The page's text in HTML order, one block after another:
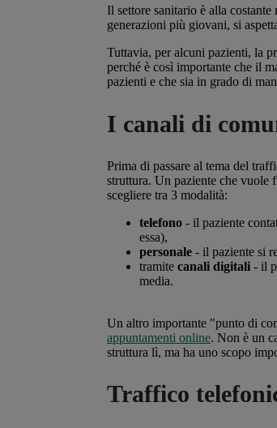
Il settore sanitario è alla
generazioni più giovani, si
Tuttavia, per alcuni pazienti, la
perché è così importante che il
pazienti e che sia in grado di
I canali di
Prima di passare al tema del
struttura. Un paziente che vuole
scegliere tra 3 modalità:
telefono - il paziente
essa),
personale - il paziente si
tramite canali digitali - il
media.
Un altro importante "punto di
appuntamenti online. Non è un
struttura lì, ma ha uno scopo
Traffico